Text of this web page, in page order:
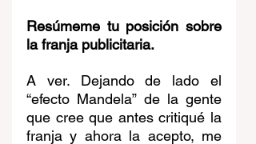
Resúmeme tu posición sobre
la franja publicitaria.
A ver. Dejando de lado el
“efecto Mandela” de la gente
que cree que antes critiqué la
franja y ahora la acepto, me